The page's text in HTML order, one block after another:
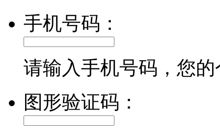
手机号码：
请输入手机号码，您
图形验证码：